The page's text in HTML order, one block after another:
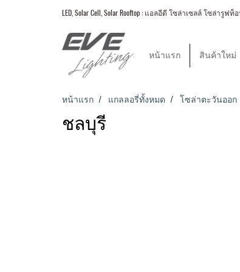
LED, Solar Cell, Solar Rooftop : แอลอีดี โซล่าเซลล์ โซล่
หน้าแรก สินค้าใหม่
หน้าแรก แกลลอรี่ทั้งหมด โซล่าตะวันออก
ชลบุรี